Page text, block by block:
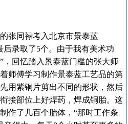
张同禄考入北京市景泰蓝
后录取了5个。由于我有美术功
，回忆踏入景泰蓝门槛的张大师
师傅学习制作景泰蓝工艺品的第
用紫铜片剪出不同的形状，然后
接部位上好焊药，焊成铜胎。这
作了几百个胎体，“那时工作条